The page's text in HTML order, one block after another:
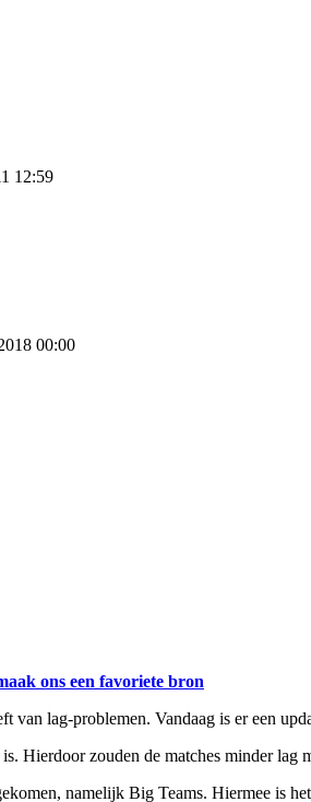
12:59
00:00
ons een favoriete bron
lag-problemen. Vandaag is er een
Hierdoor zouden de matches minder lag
namelijk Big Teams. Hiermee is